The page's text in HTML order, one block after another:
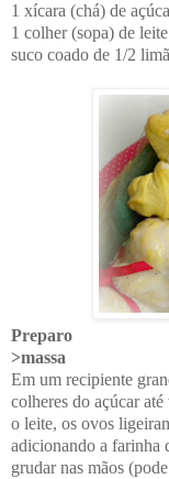
1 xícara (chá) de
1 colher (sopa) de leite
suco coado de 1/2
Preparo
>massa
Em um recipiente
colheres do açúcar
o leite, os ovos
adicionando a farinha
grudar nas mãos